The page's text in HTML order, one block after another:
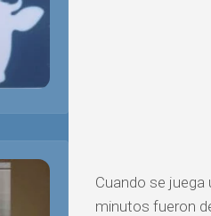
Cuando se
minutos fueron